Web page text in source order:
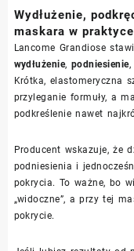
Wydłużenie,
maskara w praktyce
Lancome Grandiose
wydłużenie, podniesienie
Krótka, elastomeryczna
przyleganie formuły, a
podkreślenie nawet
Producent wskazuje, że
podniesienia i
pokrycia. To ważne, bo
„widoczne”, a przy tej
pokrycie.